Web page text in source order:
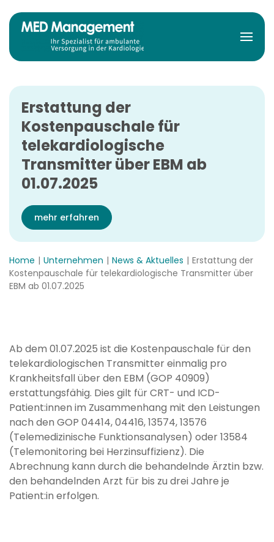
Zum Hauptinhalt springen
Erstattung der
Kostenpauschale für
telekardiologische
Transmitter über EBM ab
01.07.2025
mehr erfahren
Home Unternehmen News & Aktuelles
Erstattung der
Kostenpauschale für telekardiologische Transmitter über
EBM ab 01.07.2025
Ab dem 01.07.2025 ist die Kostenpauschale für den
telekardiologischen Transmitter einmalig pro
Krankheitsfall über den EBM (GOP 40909)
erstattungsfähig. Dies gilt für CRT- und ICD-
Patient:innen im Zusammenhang mit den Leistungen
nach den GOP 04414, 04416, 13574, 13576
(Telemedizinische Funktionsanalysen) oder 13584
(Telemonitoring bei Herzinsuffizienz). Die
Abrechnung kann durch die behandelnde Ärztin bzw.
den behandelnden Arzt für bis zu drei Jahre je
Patient:in erfolgen.